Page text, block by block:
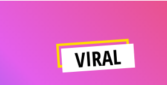
VIRAL